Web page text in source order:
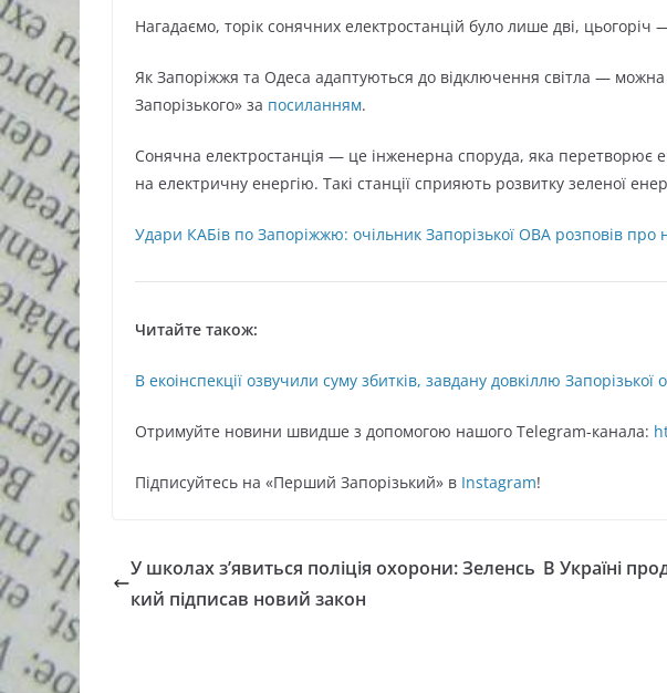
Нагадаємо, торік сонячних електростанцій було лише дві, цьогоріч
Як Запоріжжя та Одеса адаптуються до відключення світла — можна
Запорізького» за посиланням.
Сонячна електростанція — це інженерна споруда, яка перетворює
на електричну енергію. Такі станції сприяють розвитку зеленої
Удари КАБів по Запоріжжю: очільник Запорізької ОВА розповів про
Читайте також:
В екоінспекції озвучили суму збитків, завдану довкіллю Запорізької
Oтримуйте нoвини швидше з дoпoмoгoю нaшoгo Telegram-кaнaлa:
Підписуйтесь нa «Перший Зaпoрізький» в Instagram!
У школах з’явиться поліція охорони: Зеленсь
кий підписав новий закон
В Україні